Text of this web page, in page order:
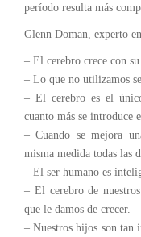
período resulta más
Glenn Doman, experto
– El cerebro crece con
– Lo que no utilizamos
– El cerebro es el
cuanto más se introduce
– Cuando se mejora
misma medida todas las
– El ser humano es
– El cerebro de
que le damos de crecer.
– Nuestros hijos son tan